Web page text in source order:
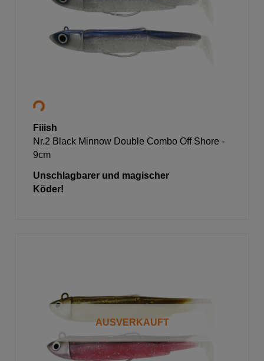
Fiiish
Nr.2 Black Minnow Double Combo Off Shore -
9cm
Unschlagbarer und magischer
Köder!
AUSVERKAUFT